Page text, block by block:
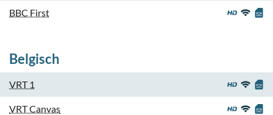
BBC First
Belgisch
VRT 1
VRT Canvas